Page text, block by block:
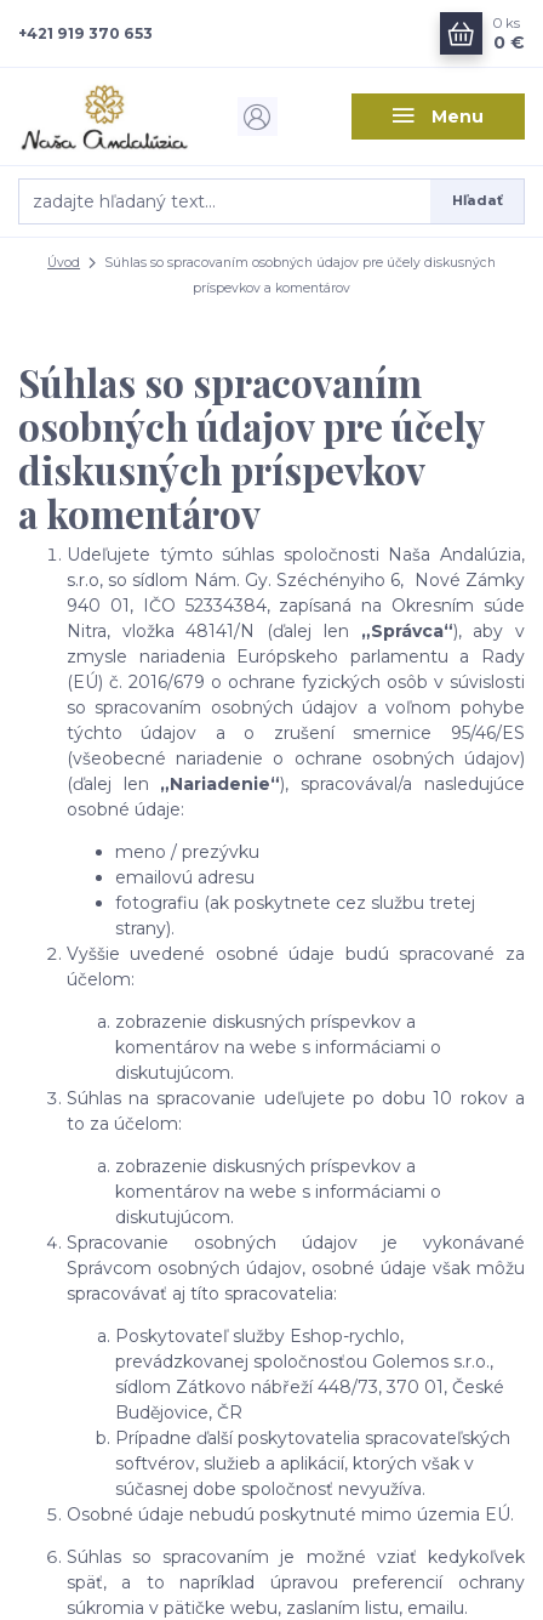
Menu
Hľadať
+421 919 370 653
0 ks
0 €
Úvod
Súhlas so spracovaním osobných údajov pre účely diskusných
príspevkov a komentárov
Súhlas so spracovaním
osobných údajov pre účely
diskusných príspevkov
a komentárov
Udeľujete týmto súhlas spoločnosti Naša Andalúzia,
s.r.o, so sídlom Nám. Gy. Széchényiho 6, Nové Zámky
940 01, IČO 52334384, zapísaná na Okresním súde
Nitra, vložka 48141/N (ďalej len „Správca“), aby v
zmysle nariadenia Európskeho parlamentu a Rady
(EÚ) č. 2016/679 o ochrane fyzických osôb v súvislosti
so spracovaním osobných údajov a voľnom pohybe
týchto údajov a o zrušení smernice 95/46/ES
(všeobecné nariadenie o ochrane osobných údajov)
(ďalej len „Nariadenie“), spracovával/a nasledujúce
osobné údaje:
meno / prezývku
emailovú adresu
fotografiu (ak poskytnete cez službu tretej
strany).
Vyššie uvedené osobné údaje budú spracované za
účelom:
zobrazenie diskusných príspevkov a
komentárov na webe s informáciami o
diskutujúcom.
Súhlas na spracovanie udeľujete po dobu 10 rokov a
to za účelom:
zobrazenie diskusných príspevkov a
komentárov na webe s informáciami o
diskutujúcom.
Spracovanie osobných údajov je vykonávané
Správcom osobných údajov, osobné údaje však môžu
spracovávať aj títo spracovatelia:
Poskytovateľ služby Eshop-rychlo,
prevádzkovanej spoločnosťou Golemos s.r.o.,
sídlom Zátkovo nábřeží 448/73, 370 01, České
Budějovice, ČR
Prípadne ďalší poskytovatelia spracovateľských
softvérov, služieb a aplikácií, ktorých však v
súčasnej dobe spoločnosť nevyužíva.
Osobné údaje nebudú poskytnuté mimo územia EÚ.
Súhlas so spracovaním je možné vziať kedykoľvek
späť, a to napríklad úpravou preferencií ochrany
súkromia v pätičke webu, zaslaním listu, emailu.